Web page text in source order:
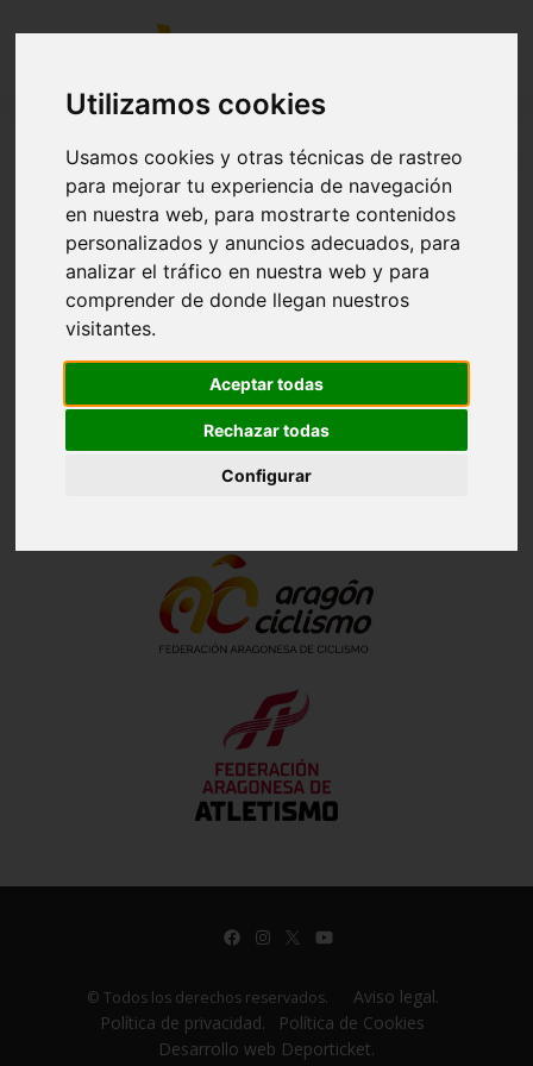
Utilizamos cookies
Usamos cookies y otras técnicas de rastreo
para mejorar tu experiencia de navegación
en nuestra web, para mostrarte contenidos
personalizados y anuncios adecuados, para
analizar el tráfico en nuestra web y para
comprender de donde llegan nuestros
visitantes.
Aceptar todas
Rechazar todas
Configurar
La Invernal de MotorLand. Modalidad CICLISMO.
© Todos los derechos reservados.
Aviso legal.
Política de privacidad.
Política de Cookies
Desarrollo web Deporticket.